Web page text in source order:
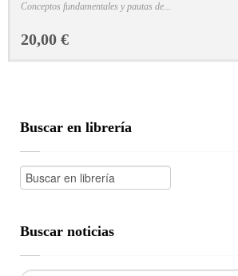
Conceptos fundamentales y pautas de...
20,00 €
Buscar en librería
Buscar noticias